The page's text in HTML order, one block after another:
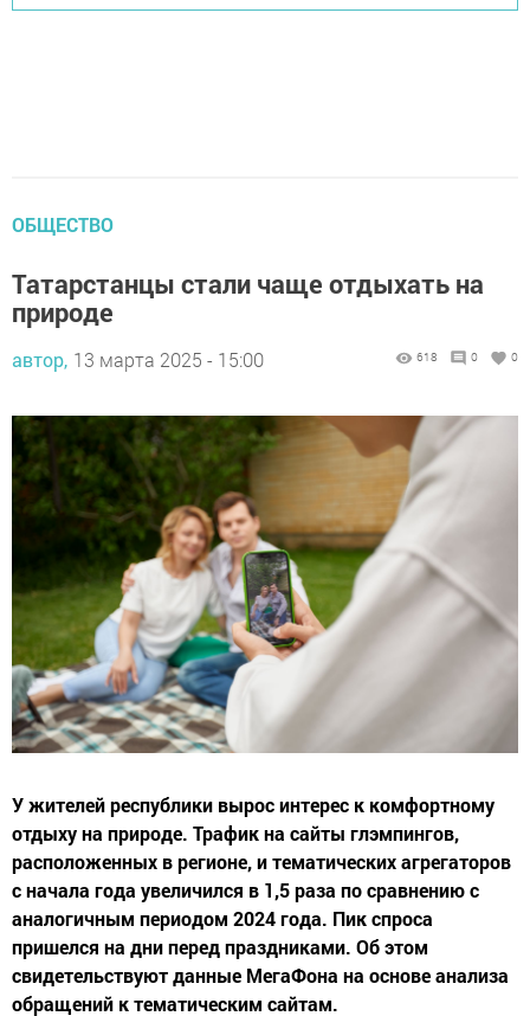
ОБЩЕСТВО
Татарстанцы стали чаще отдыхать на
природе
автор, 13 марта 2025 - 15:00 618 0 0
У жителей республики вырос интерес к комфортному
отдыху на природе. Трафик на сайты глэмпингов,
расположенных в регионе, и тематических агрегаторов
с начала года увеличился в 1,5 раза по сравнению с
аналогичным периодом 2024 года. Пик спроса
пришелся на дни перед праздниками. Об этом
свидетельствуют данные МегаФона на основе анализа
обращений к тематическим сайтам.